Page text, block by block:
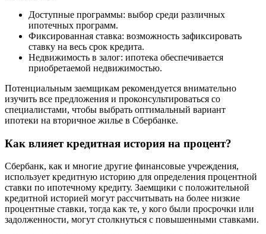
Доступные программы: выбор среди различных
ипотечных программ.
Фиксированная ставка: возможность зафиксировать
ставку на весь срок кредита.
Недвижимость в залог: ипотека обеспечивается
приобретаемой недвижимостью.
Потенциальным заемщикам рекомендуется внимательно
изучить все предложения и проконсультироваться со
специалистами, чтобы выбрать оптимальный вариант
ипотеки на вторичное жилье в Сбербанке.
Как влияет кредитная история на процент?
Сбербанк, как и многие другие финансовые учреждения,
использует кредитную историю для определения процентной
ставки по ипотечному кредиту. Заемщики с положительной
кредитной историей могут рассчитывать на более низкие
процентные ставки, тогда как те, у кого были просрочки или
задолженности, могут столкнуться с повышенными ставками.